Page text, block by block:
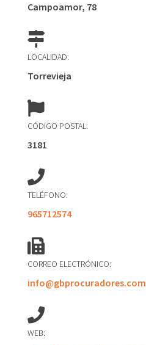
Campoamor, 78
LOCALIDAD:
Torrevieja
CÓDIGO POSTAL:
3181
TELÉFONO:
965712574
CORREO ELECTRÓNICO:
info@gbprocuradores.com
WEB: